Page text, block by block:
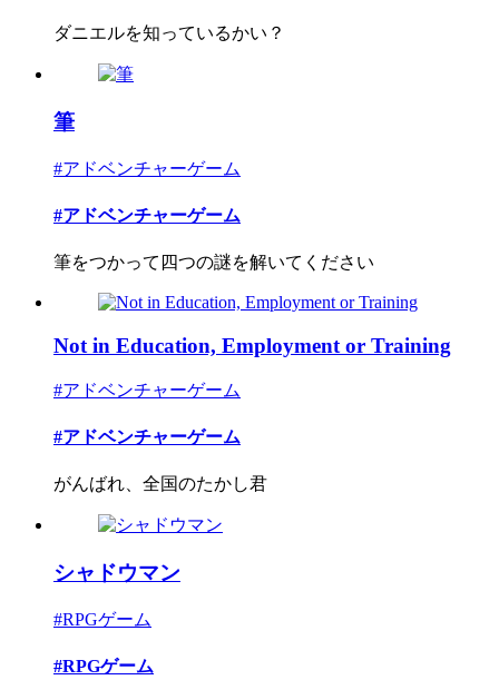
ダニエルを知っているかい？
筆
#アドベンチャーゲーム
#アドベンチャーゲーム
筆をつかって四つの謎を解いてください
Not in Education, Employment or Training
#アドベンチャーゲーム
#アドベンチャーゲーム
がんばれ、全国のたかし君
シャドウマン
#RPGゲーム
#RPGゲーム